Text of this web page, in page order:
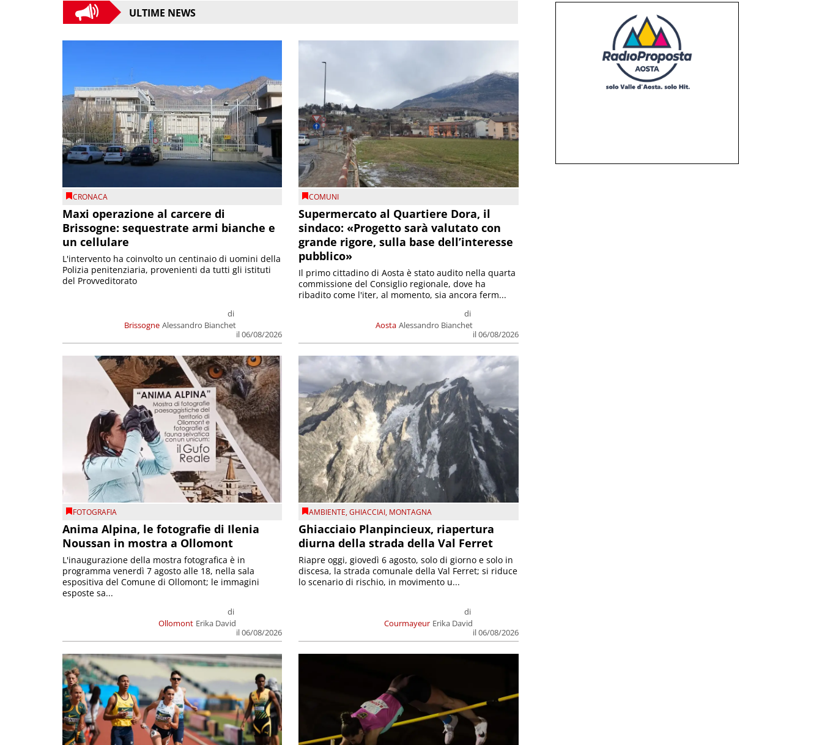
ULTIME NEWS
CRONACA
Maxi operazione al carcere di
Brissogne: sequestrate armi bianche e
un cellulare
Brissogne
di
Alessandro Bianchet
il 06/08/2026
L'intervento ha coinvolto un centinaio di uomini della
Polizia penitenziaria, provenienti da tutti gli istituti
del Provveditorato
COMUNI
Supermercato al Quartiere Dora, il
sindaco: «Progetto sarà valutato con
grande rigore, sulla base dell’interesse
pubblico»
Aosta
di
Alessandro Bianchet
il 06/08/2026
Il primo cittadino di Aosta è stato audito nella quarta
commissione del Consiglio regionale, dove ha
ribadito come l'iter, al momento, sia ancora ferm...
FOTOGRAFIA
Anima Alpina, le fotografie di Ilenia
Noussan in mostra a Ollomont
Ollomont
di
Erika David
il 06/08/2026
L'inaugurazione della mostra fotografica è in
programma venerdì 7 agosto alle 18, nella sala
espositiva del Comune di Ollomont; le immagini
esposte sa...
AMBIENTE,GHIACCIAI, MONTAGNA
Ghiacciaio Planpincieux, riapertura
diurna della strada della Val Ferret
Courmayeur
di
Erika David
il 06/08/2026
Riapre oggi, giovedì 6 agosto, solo di giorno e solo in
discesa, la strada comunale della Val Ferret; si riduce
lo scenario di rischio, in movimento u...